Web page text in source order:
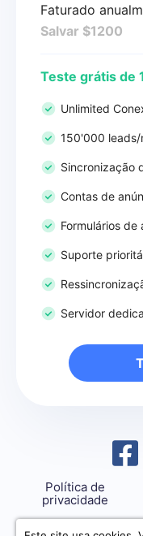
Faturado
Salvar $1200
Teste grátis de
Unlimited
150'000 leads/
Sincronização
Contas de
Formulários de
Suporte
Servidor
Política de
privacidade